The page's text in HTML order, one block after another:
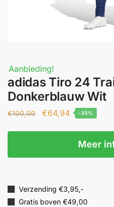
Aanbieding!
adidas Tiro 24
Donkerblauw Wit
€100,00 €64,94 -35%
Meer
Verzending €3,95,-
Gratis boven €49,00